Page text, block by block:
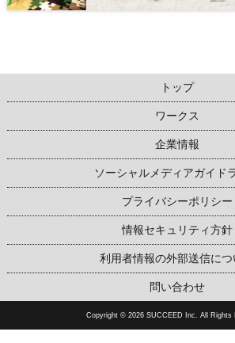
トップ
ワークス
企業情報
ソーシャルメディアガイド
プライバシーポリシー
情報セキュリティ方針
利用者情報の外部送信につ
問い合わせ
Copyright © 2026 SUCCEED Inc. All Rights